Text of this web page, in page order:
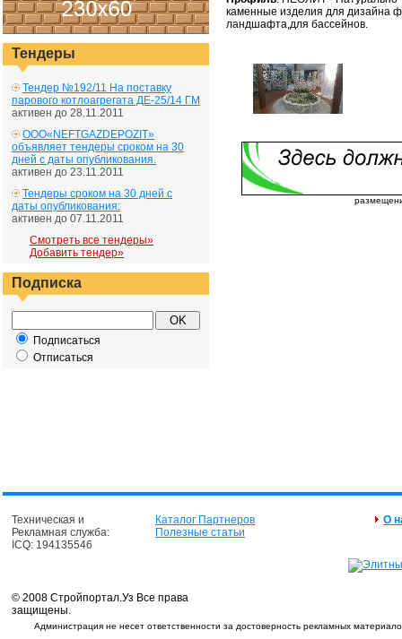
Тендеры
Тендер №192/11 На поставку
парового котлоагрегата ДЕ-25/14 ГМ
активен до 28.11.2011
ООО«NEFTGAZDEPOZIT»
объявляет тендеры сроком на 30
дней с даты опубликования.
активен до 23.11.2011
Тендеры сроком на 30 дней с
даты опубликования:
активен до 07.11.2011
Смотреть все тендеры»
Добавить тендер»
Подписка
Подписаться
Отписаться
каменные изделия для дизайна
ландшафта,для бассейнов.
Техническая и
Рекламная служба:
ICQ: 194135546
Каталог Партнеров
Полезные статьи
О
© 2008 Стройпортал.Уз Все права
защищены.
Администрация не несет ответственности за достоверность рекламных